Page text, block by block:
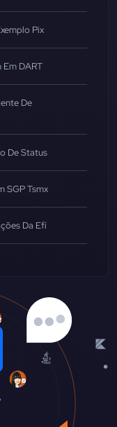
Pix
DART
De
De Status
SGP Tsmx
Da Efí